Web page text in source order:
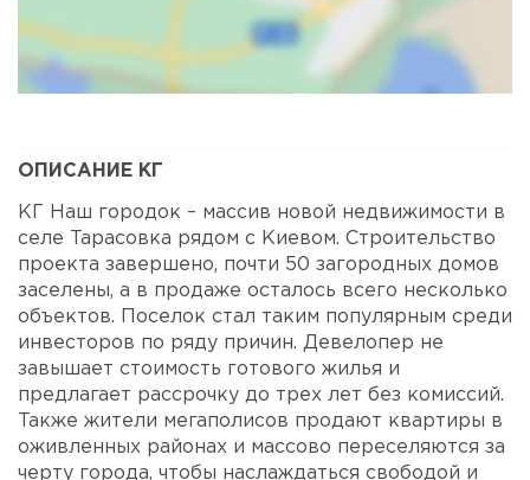
ОПИСАНИЕ КГ
КГ Наш городок – массив новой недвижимости в
селе Тарасовка рядом с Киевом. Строительство
проекта завершено, почти 50 загородных домов
заселены, а в продаже осталось всего несколько
объектов. Поселок стал таким популярным среди
инвесторов по ряду причин. Девелопер не
завышает стоимость готового жилья и
предлагает рассрочку до трех лет без комиссий.
Также жители мегаполисов продают квартиры в
оживленных районах и массово переселяются за
черту города, чтобы наслаждаться свободой и